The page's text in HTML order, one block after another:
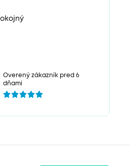
Overený zákazník pred 6
dňami